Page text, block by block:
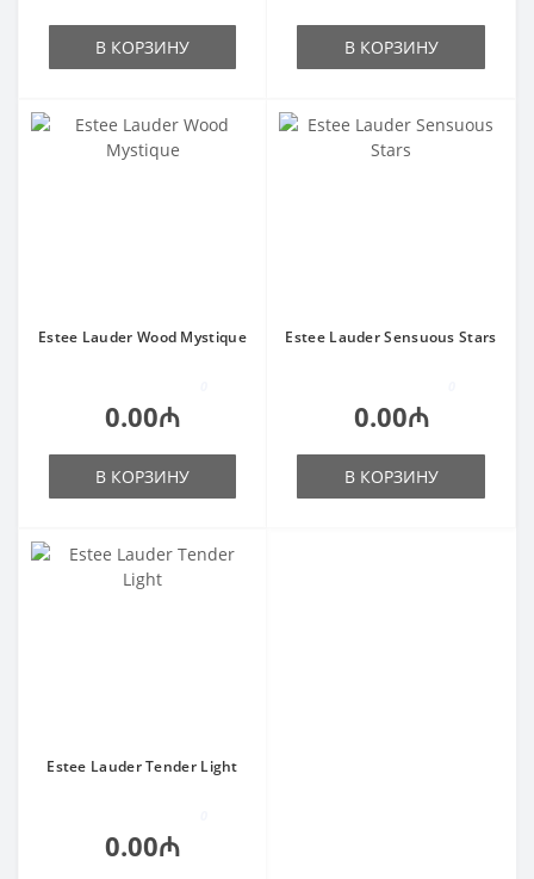
В КОРЗИНУ В КОРЗИНУ
Estee Lauder Wood Mystique
0.00₼
В КОРЗИНУ
Estee Lauder Sensuous Stars
0.00₼
В КОРЗИНУ
Estee Lauder Tender Light
0.00₼